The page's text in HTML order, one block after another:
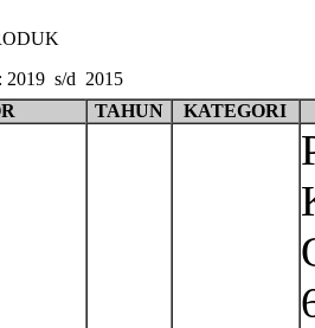
: 2019 s/d 2015
TAHUN KATEGORI